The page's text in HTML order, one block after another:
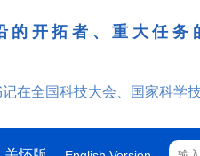
开拓者、重大任务
在全国科技大会、国家科学